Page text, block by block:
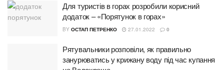
Для туристів в горах розробили корисний
додаток – «Порятунок в горах»
BY ОСТАП ПЕТРЕНКО 27.01.2022 0
Рятувальники розповіли, як правильно
занурюватись у крижану воду під час купання